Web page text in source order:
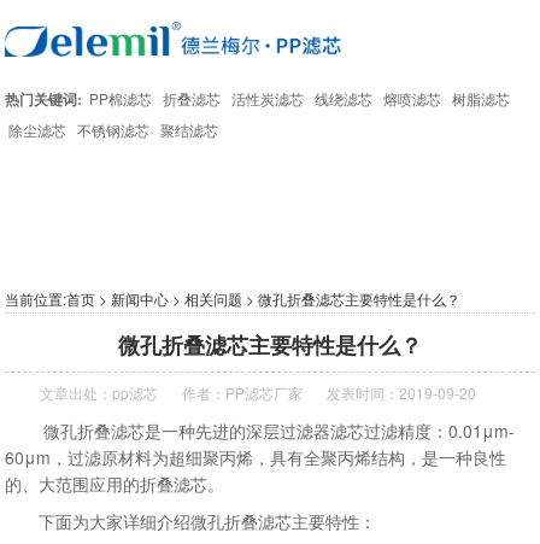
热门关键词: PP棉滤芯 折叠滤芯 活性炭滤芯 线绕滤芯 熔喷滤芯 树脂滤芯
除尘滤芯 不锈钢滤芯 聚结滤芯
当前位置:首页 >新闻中心 >相关问题 > 微孔折叠滤芯主要特性是什么？
微孔折叠滤芯主要特性是什么？
文章出处： pp滤芯 作者： PP滤芯厂家 发表时间：2019-09-20
微孔折叠滤芯是一种先进的深层过滤器滤芯过滤精度：0.01μm-
60μm，过滤原材料为超细聚丙烯，具有全聚丙烯结构，是一种良性
的、大范围应用的折叠滤芯。
下面为大家详细介绍微孔折叠滤芯主要特性：